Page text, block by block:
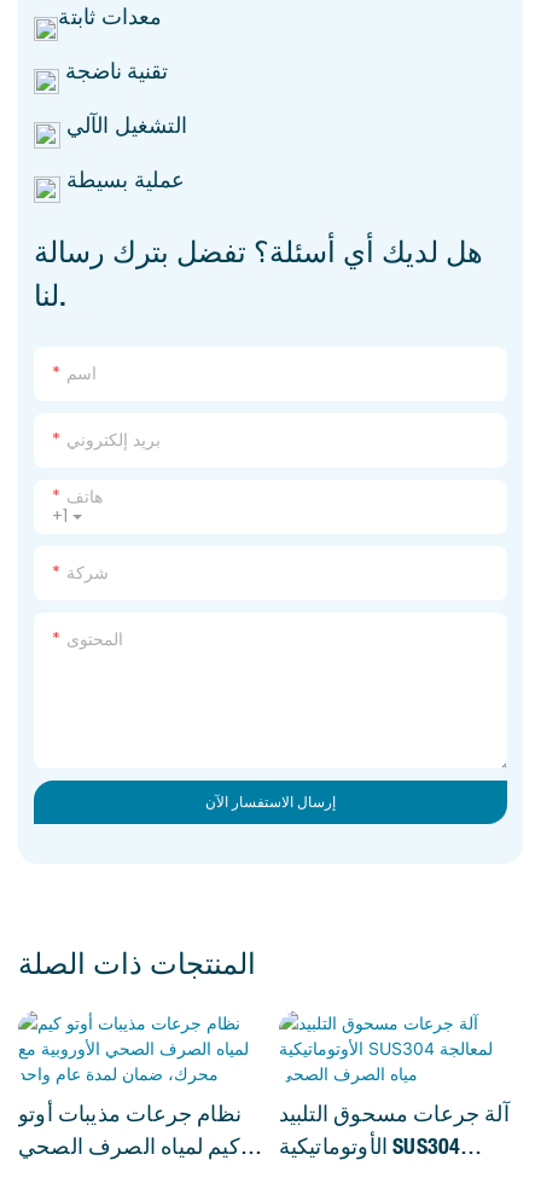
معدات ثابتة
تقنية ناضجة
التشغيل الآلي
عملية بسيطة
هل لديك أي أسئلة؟ تفضل بترك رسالة
لنا.
اسم
بريد إلكتروني
+1
هاتف
شركة
المحتوى
إرسال الاستفسار الآن
المنتجات ذات الصلة
نظام جرعات مذيبات أوتو
كيم لمياه الصرف الصحي
آلة جرعات مسحوق التلبيد
الأوتوماتيكية SUS304